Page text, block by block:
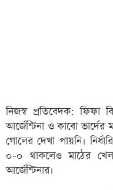
নিজস্ব প্রতিবেদক:
আর্জেন্টিনা ও কাবো
গোলের দেখা পায়নি।
০-০ থাকলেও মাঠের
আর্জেন্টিনার।